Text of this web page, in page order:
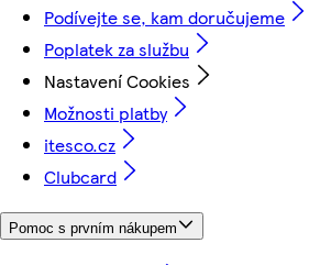
Podívejte se, kam doručujeme
Poplatek za službu
Nastavení Cookies
Možnosti platby
itesco.cz
Clubcard
Pomoc s prvním nákupem